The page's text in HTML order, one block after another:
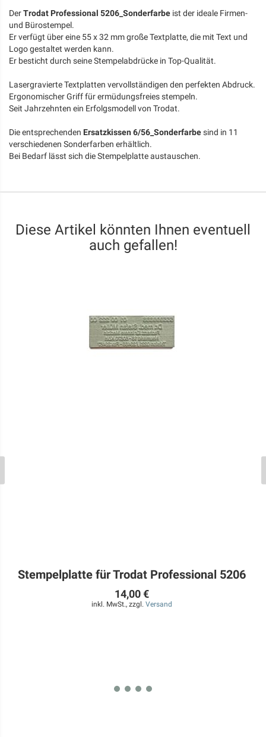
DerTrodat Professional 5206_Sonderfarbe ist der ideale Firmen-
und Bürostempel.
Er verfügt über eine 55 x 32 mm große Textplatte, die mit Text und
Logo gestaltet werden kann.
Er besticht durch seine Stempelabdrücke in Top-Qualität.
Lasergravierte Textplatten vervollständigen den perfekten Abdruck.
Ergonomischer Griff für ermüdungsfreies stempeln.
Seit Jahrzehnten ein Erfolgsmodell von Trodat.
Die entsprechenden Ersatzkissen 6/56_Sonderfarbesind in 11
verschiedenen Sonderfarben erhältlich.
Bei Bedarf lässt sich die Stempelplatte austauschen.
Diese Artikel könnten Ihnen eventuell
auch gefallen!
Stempelplatte für Trodat Professional 5206
14,00 €
inkl. MwSt., zzgl. Versand